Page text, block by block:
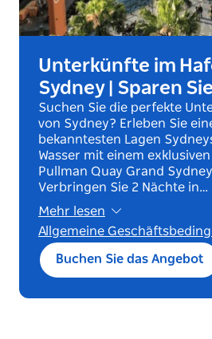
Unterkünfte im
Sydney | Sparen
Suchen Sie die perfekte
von Sydney? Erleben Sie
bekanntesten Lagen
Wasser mit einem
Pullman Quay Grand
Verbringen Sie 2 Nächte in…
Mehr lesen
Allgemeine
*Es gelten die Allgemeinen
Geschäftsbedingungen.
12. Oktober 2026 für
Oktober 2026 bis zum 31.
Buchen Sie das Angebot